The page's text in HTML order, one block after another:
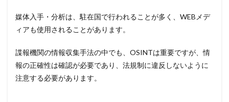
媒体入手・分析は、駐在国で行われることが多く、WEBメデ
ィアも使用されることがあります。
諜報機関の情報収集手法の中でも、OSINTは重要ですが、情
報の正確性は確認が必要であり、法規制に違反しないように
注意する必要があります。